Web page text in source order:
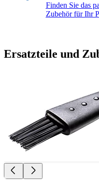
Finden Sie das
Zubehör für Ihr
Ersatzteile und